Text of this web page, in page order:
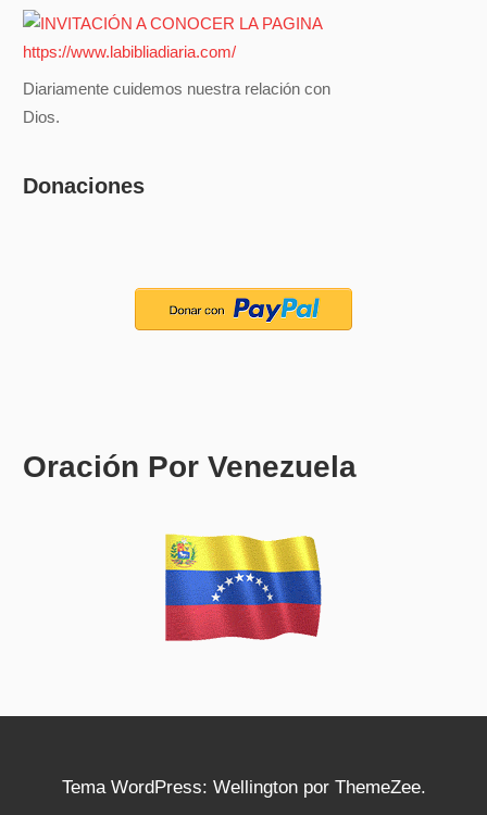
Diariamente cuidemos nuestra relación con
Dios.
Donaciones
Oración Por Venezuela
Tema WordPress: Wellington por ThemeZee.